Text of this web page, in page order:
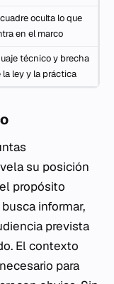
oculta lo que
en el marco
técnico y brecha
la ley y la práctica
su posición
propósito
informar,
prevista
El contexto
para